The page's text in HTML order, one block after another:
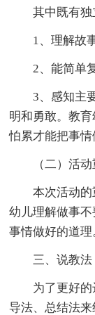
其中既有独
1、理解故
2、能简单
3、感知主
明和勇敢。教
怕累才能把事情
（二）活
本次活动
幼儿理解做事
事情做好的道理
三、说教法
为了更好的
导法、总结法来